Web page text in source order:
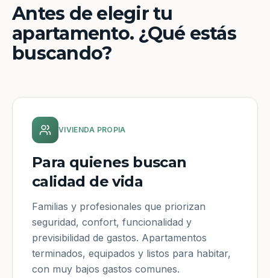
Antes de elegir tu
apartamento. ¿Qué estás
buscando?
VIVIENDA PROPIA
Para quienes buscan
calidad de vida
Familias y profesionales que priorizan
seguridad, confort, funcionalidad y
previsibilidad de gastos. Apartamentos
terminados, equipados y listos para habitar,
con muy bajos gastos comunes.